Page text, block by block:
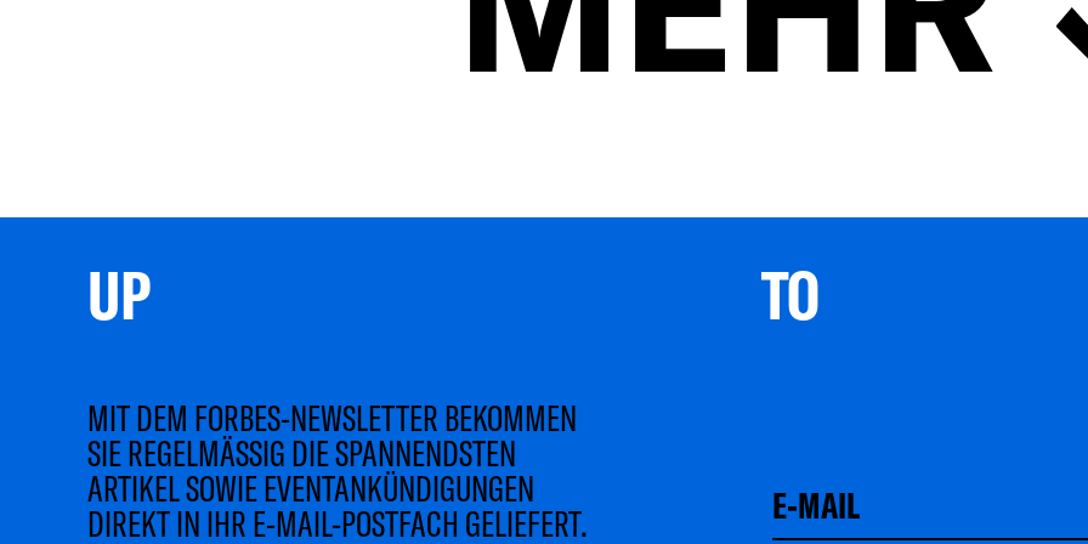
UP TO
MIT DEM FORBES-NEWSLETTER BEKOMMEN
SIE REGELMÄSSIG DIE SPANNENDSTEN
ARTIKEL SOWIE EVENTANKÜNDIGUNGEN
DIREKT IN IHR E-MAIL-POSTFACH GELIEFERT.